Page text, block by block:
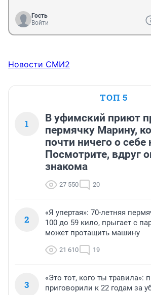
Гость
Войти
Новости СМИ2
ТОП 5
1
В уфимский приют
пермячку Марину,
почти ничего о
Посмотрите, вдруг
знакома
27 550 20
2
«Я упертая»: 70-летняя
100 до 59 кило, прыгает с
может протащить машину
21 610 19
3
«Это тот, кого ты травила»:
приговорили к 22 годам за